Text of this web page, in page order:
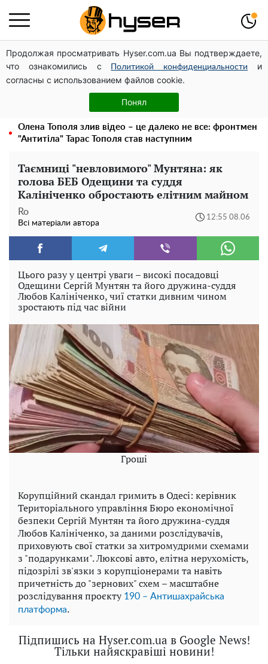
Продолжая просматривать Hyser.com.ua Вы подтверждаете,
что ознакомились с
Политикой конфиденциальности
и
согласны с использованием файлов cookie.
Понял
Чи може Поштова площа стати головною точкою
входу до історичного Києва
Дрони із націнкою: Олександр Конотопський вивів
мільйони оборонного бюджету через фіктивну фірму в
Олена Тополя злив відео – це далеко не все: фронтмен
"Антитіла" Тарас Тополя став наступним
Таємниці "невловимого" Мунтяна: як
голова БЕБ Одещини та суддя
Калініченко обростають елітним майном
Ro
Всі матеріали автора
12:55 08.06
Цього разу у центрі уваги – високі посадовці
Одещини Сергій Мунтян та його дружина-суддя
Любов Калініченко, чиї статки дивним чином
зростають під час війни
Гроші
Корупційний скандал гримить в Одесі: керівник
Територіального управління Бюро економічної
безпеки Сергій Мунтян та його дружина-суддя
Любов Калініченко, за даними розслідувачів,
приховують свої статки за хитромудрими схемами
з "подарунками". Люксові авто, елітна нерухомість,
підозрілі зв'язки з корупціонерами та навіть
причетність до "зернових" схем – масштабне
розслідування проєкту 190 – Антишахрайська
платформа.
Підпишись на Hyser.com.ua в Google News!
Тільки найяскравіші новини!